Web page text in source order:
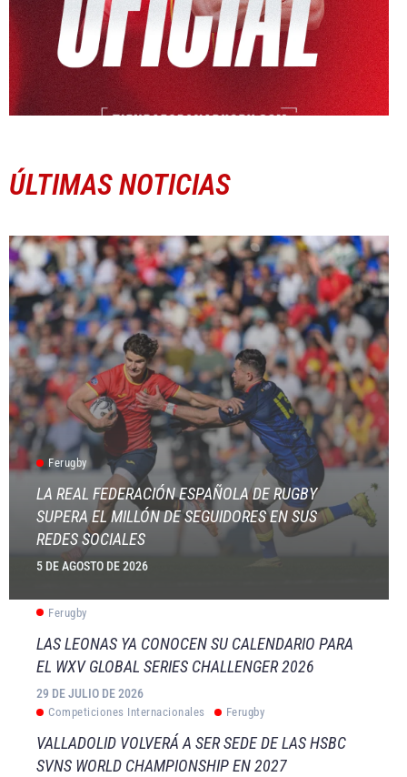
ÚLTIMAS NOTICIAS
Ferugby
LA REAL FEDERACIÓN ESPAÑOLA DE RUGBY
SUPERA EL MILLÓN DE SEGUIDORES EN SUS
REDES SOCIALES
5 DE AGOSTO DE 2026
Ferugby
LAS LEONAS YA CONOCEN SU CALENDARIO PARA
EL WXV GLOBAL SERIES CHALLENGER 2026
29 DE JULIO DE 2026
Competiciones Internacionales Ferugby
VALLADOLID VOLVERÁ A SER SEDE DE LAS HSBC
SVNS WORLD CHAMPIONSHIP EN 2027